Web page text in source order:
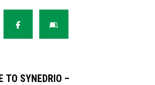
ΤΟ SYNEDRIO –